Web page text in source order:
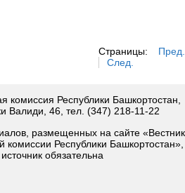
Страницы:
Пред.
След.
комиссия Республики Башкортостан,
Валиди, 46, тел. (347) 218-11-22
размещенных на сайте «Вестник
комиссии Республики Башкортостан»,
обязательна